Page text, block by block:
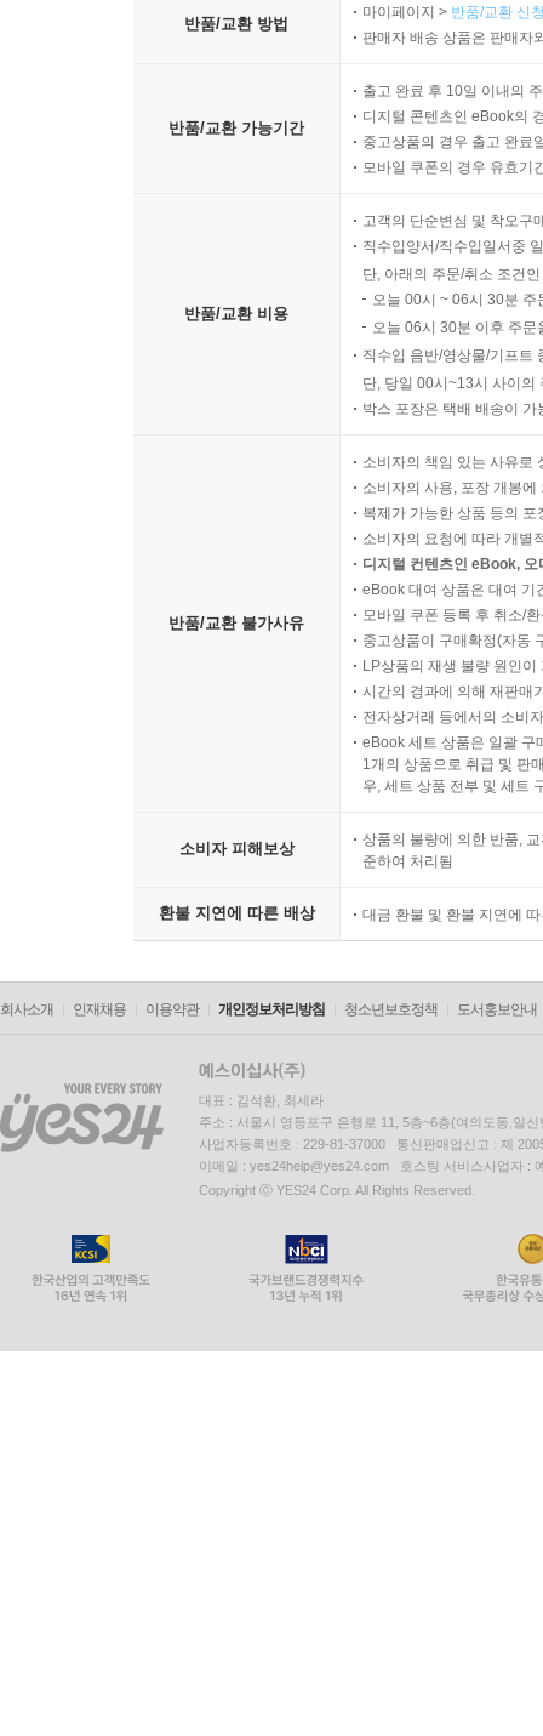
반품/교환 방법
마이페이지 > 반품/교환 신
판매자 배송 상품은 판매자
반품/교환 가능기간
출고 완료 후 10일 이내의
디지털 콘텐츠인 eBook의
중고상품의 경우 출고 완료
모바일 쿠폰의 경우 유효기
반품/교환 비용
고객의 단순변심 및 착오구
직수입양서/직수입일서중
단, 아래의 주문/취소 조건
오늘 00시 ~ 06시 30분
오늘 06시 30분 이후 주
직수입 음반/영상물/기프트
단, 당일 00시~13시 사이의
박스 포장은 택배 배송이
반품/교환 불가사유
소비자의 책임 있는 사유로
소비자의 사용, 포장 개봉
복제가 가능한 상품 등의
소비자의 요청에 따라 개별
디지털 컨텐츠인 eBook,
eBook 대여 상품은 대여 기
모바일 쿠폰 등록 후 취소/
중고상품이 구매확정(자동
LP상품의 재생 불량 원인
시간의 경과에 의해 재판매
전자상거래 등에서의 소비
eBook 세트 상품은 일괄 구
1개의 상품으로 취급 및 판
우, 세트 상품 전부 및 세트
소비자 피해보상
상품의 불량에 의한 반품,
준하여 처리됨
환불 지연에 따른 배상 대금 환불 및 환불 지연에
회사소개 인재채용 이용약관 개인정보처리방침 청소년보호정책 도서홍보안내
대표 : 김석환, 최세라
주소 : 서울시 영등포구 은행로 11, 5층~6층(여의도동,일신
사업자등록번호 : 229-81-37000 통신판매업신고 : 제
이메일 : yes24help@yes24.com 호스팅 서비스사업자 :
Copyright ⓒ YES24 Corp. All Rights Reserved.